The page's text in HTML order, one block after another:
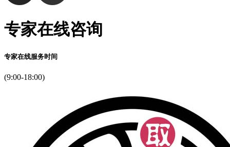
专家在线咨询
专家在线服务时间
(9:00-18:00)